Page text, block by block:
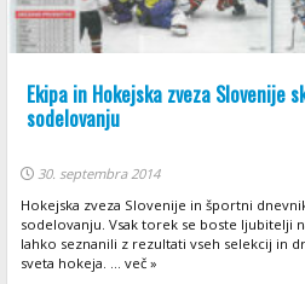
Ekipa in Hokejska zveza Slovenije
sodelovanju
30. septembra 2014
Hokejska zveza Slovenije in športni
sodelovanju. Vsak torek se boste ljubitelji
lahko seznanili z rezultati vseh selekcij in
sveta hokeja. ... več »